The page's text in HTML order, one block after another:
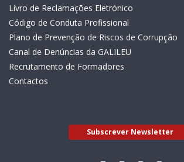
Livro de Reclamações Eletrónico
Código de Conduta Profissional
Plano de Prevenção de Riscos de Corrupção
Canal de Denúncias da GALILEU
Recrutamento de Formadores
Contactos
Subscrever Newsletter